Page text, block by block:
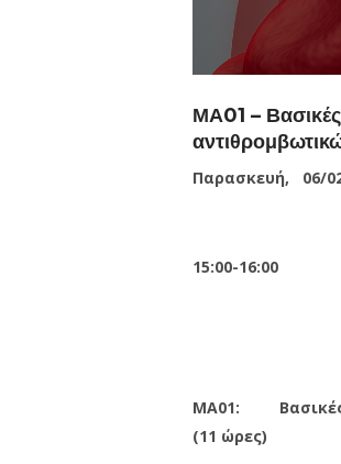
ΜΑ01 –
Παρασκευή, 06/
15:00-16:00
ΜΑ01: Βασικές
(11 ώρες)